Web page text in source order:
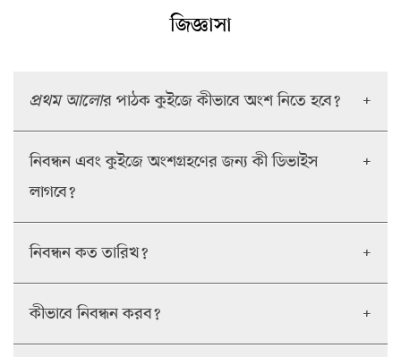
জিজ্ঞাসা
প্রথম আলোর পাঠক কুইজে কীভাবে অংশ নিতে হবে? +
নিবন্ধন এবং কুইজে অংশগ্রহণের জন্য কী ডিভাইস
লাগবে?
+
নিবন্ধন কত তারিখ? +
কীভাবে নিবন্ধন করব? +